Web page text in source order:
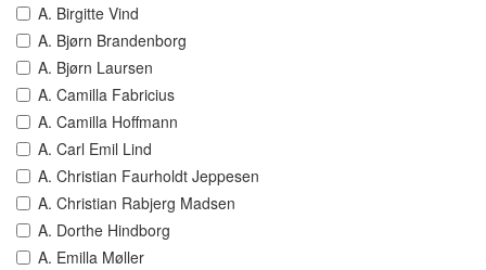
A. Birgitte Vind
A. Bjørn Brandenborg
A. Bjørn Laursen
A. Camilla Fabricius
A. Camilla Hoffmann
A. Carl Emil Lind
A. Christian Faurholdt Jeppesen
A. Christian Rabjerg Madsen
A. Dorthe Hindborg
A. Emilla Møller